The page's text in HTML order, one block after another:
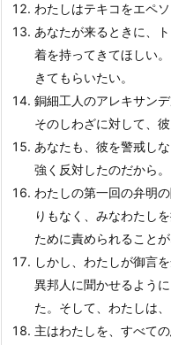
わたしはテキコをエペソ
あなたが来るときに、
着を持ってきてほしい
きてもらいたい。
銅細工人のアレキサン
そのしわざに対して、
あなたも、彼を警戒し
強く反対したのだから。
わたしの第一回の弁明
りもなく、みなわたし
ために責められることが
しかし、わたしが御言
異邦人に聞かせるよう
た。そして、わたしは
主はわたしを、すべて